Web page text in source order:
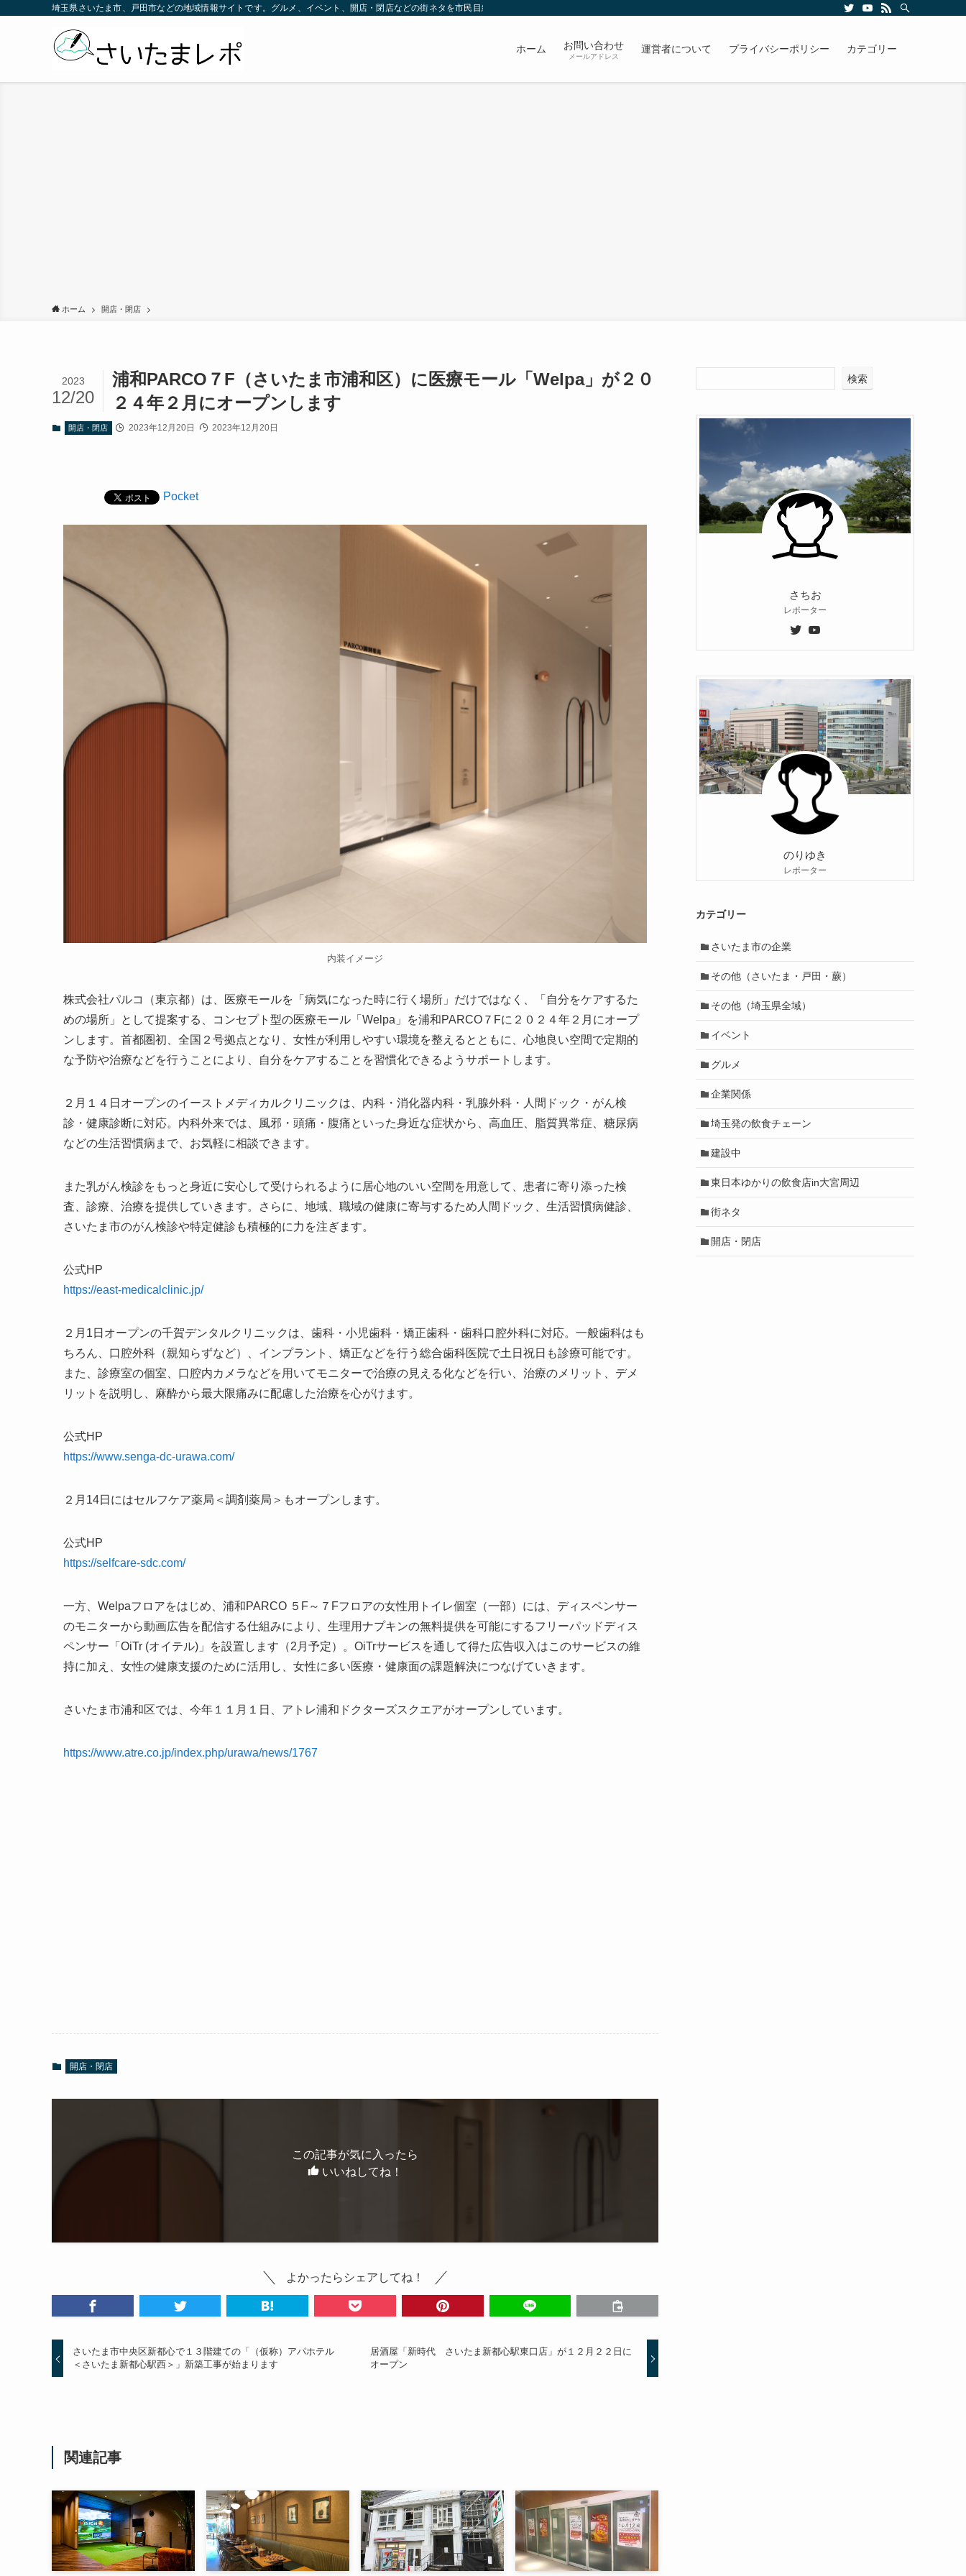
埼玉県さいたま市、戸田市などの地域情報サイトです。グルメ、イベント、開店・閉店などの街ネタを市民目線で発信していきます。
ホーム お問い合わせ
メールアドレス
運営者について プライバシーポリシー カテゴリー
ホーム 開店・閉店
浦和PARCO７F（さいたま市浦和区）に医療モール「Welpa」が２０
２４年２月にオープンします
2023
12/20
開店・閉店 2023年12月20日 2023年12月20日
Pocket
内装イメージ
株式会社パルコ（東京都）は、医療モールを「病気になった時に行く場所」だけではなく、「自分をケアするた
めの場所」として提案する、コンセプト型の医療モール「Welpa」を浦和PARCO７Fに２０２４年２月にオープ
ンします。首都圏初、全国２号拠点となり、女性が利用しやすい環境を整えるとともに、心地良い空間で定期的
な予防や治療などを行うことにより、自分をケアすることを習慣化できるようサポートします。
２月１４日オープンのイーストメディカルクリニックは、内科・消化器内科・乳腺外科・人間ドック・がん検
診・健康診断に対応。内科外来では、風邪・頭痛・腹痛といった身近な症状から、高血圧、脂質異常症、糖尿病
などの生活習慣病まで、お気軽に相談できます。
また乳がん検診をもっと身近に安心して受けられるように居心地のいい空間を用意して、患者に寄り添った検
査、診療、治療を提供していきます。さらに、地域、職域の健康に寄与するため人間ドック、生活習慣病健診、
さいたま市のがん検診や特定健診も積極的に力を注ぎます。
公式HP
https://east-medicalclinic.jp/
２月1日オープンの千賀デンタルクリニックは、歯科・小児歯科・矯正歯科・歯科口腔外科に対応。一般歯科はも
ちろん、口腔外科（親知らずなど）、インプラント、矯正などを行う総合歯科医院で土日祝日も診療可能です。
また、診療室の個室、口腔内カメラなどを用いてモニターで治療の見える化などを行い、治療のメリット、デメ
リットを説明し、麻酔から最大限痛みに配慮した治療を心がけます。
公式HP
https://www.senga-dc-urawa.com/
２月14日にはセルフケア薬局＜調剤薬局＞もオープンします。
公式HP
https://selfcare-sdc.com/
一方、Welpaフロアをはじめ、浦和PARCO ５F～７Fフロアの女性用トイレ個室（一部）には、ディスペンサー
のモニターから動画広告を配信する仕組みにより、生理用ナプキンの無料提供を可能にするフリーパッドディス
ペンサー「OiTr (オイテル)」を設置します（2月予定）。OiTrサービスを通して得た広告収入はこのサービスの維
持に加え、女性の健康支援のために活用し、女性に多い医療・健康面の課題解決につなげていきます。
さいたま市浦和区では、今年１１月１日、アトレ浦和ドクターズスクエアがオープンしています。
https://www.atre.co.jp/index.php/urawa/news/1767
開店・閉店
この記事が気に入ったら
いいねしてね！
よかったらシェアしてね！
さいたま市中央区新都心で１３階建ての「（仮称）アパホテル
＜さいたま新都心駅西＞」新築工事が始まります
居酒屋「新時代 さいたま新都心駅東口店」が１２月２２日に
オープン
関連記事
検索
さちお
レポーター
のりゆき
レポーター
カテゴリー
さいたま市の企業
その他（さいたま・戸田・蕨）
その他（埼玉県全域）
イベント
グルメ
企業関係
埼玉発の飲食チェーン
建設中
東日本ゆかりの飲食店in大宮周辺
街ネタ
開店・閉店